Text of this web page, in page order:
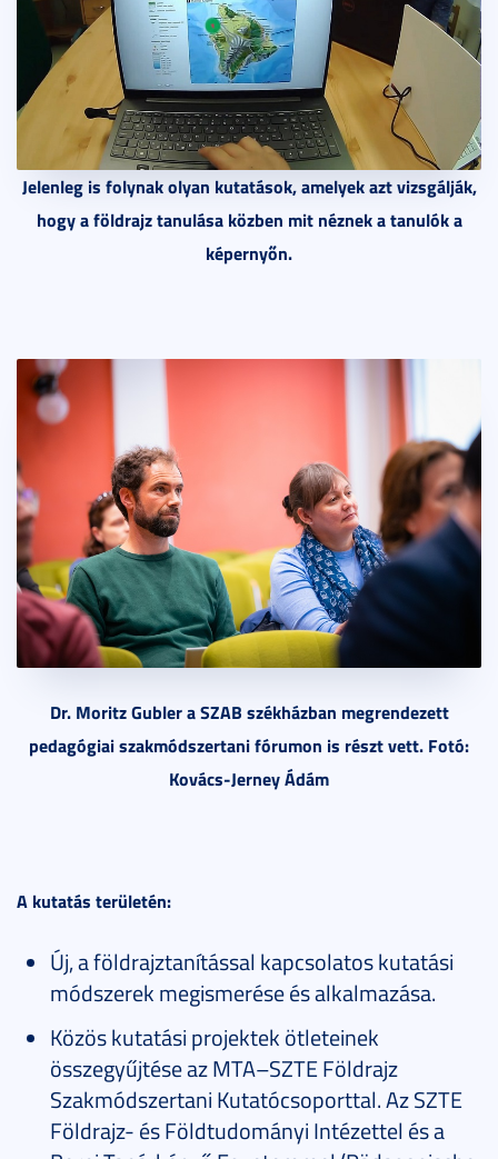
Jelenleg is folynak olyan kutatások, amelyek azt vizsgálják,
hogy a földrajz tanulása közben mit néznek a tanulók a
képernyőn.
Dr. Moritz Gubler a SZAB székházban megrendezett
pedagógiai szakmódszertani fórumon is részt vett. Fotó:
Kovács-Jerney Ádám
A kutatás területén:
Új, a földrajztanítással kapcsolatos kutatási
módszerek megismerése és alkalmazása.
Közös kutatási projektek ötleteinek
összegyűjtése az MTA–SZTE Földrajz
Szakmódszertani Kutatócsoporttal. Az SZTE
Földrajz- és Földtudományi Intézettel és a